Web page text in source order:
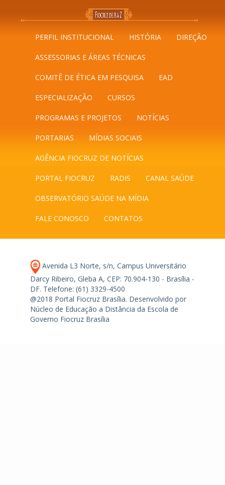
PERFIL INSTITUCIONAL HISTÓRIA DIREÇÃO
ASSESSORIAS E ÁREAS TÉCNICAS
COMITÊ DE ÉTICA EM PESQUISA EAD
ESPECIALIZAÇÃO CURSOS
PROGRAMAS E PROJETOS NOTÍCIAS
PORTARIAS MÍDIAS SOCIAIS
AGÊNCIA FIOCRUZ DE NOTÍCIAS
PORTAL FIOCRUZ RADIS CANAL SAÚDE
OBSERVATÓRIO SAÚDE NA MÍDIA
FALE CONOSCO CONTATOS
Avenida L3 Norte, s/n, Campus Universitário
Darcy Ribeiro, Gleba A, CEP: 70.904-130 - Brasília -
DF. Telefone: (61) 3329-4500
@2018 Portal Fiocruz Brasília. Desenvolvido por
Núcleo de Educação a Distância da Escola de
Governo Fiocruz Brasília